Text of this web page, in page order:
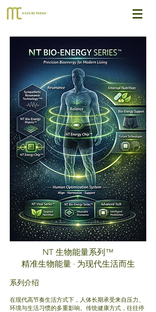
NT 生物能量系列™
精准生物能量 · 为现代生活而生
系列介绍
在现代高节奏生活方式下，人体长期承受来自压力、
环境与生活习惯的多重影响。传统健康方式，往往停